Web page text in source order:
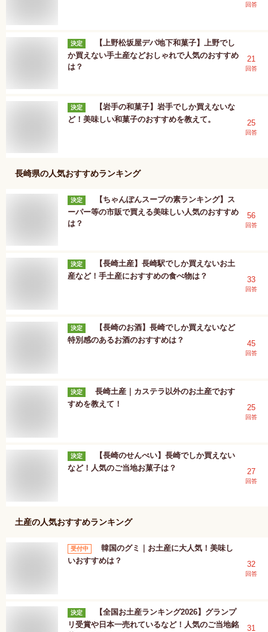
回答
決定
【上野松坂屋デパ地下和菓子】上野でし
か買えない手土産などおしゃれで人気のおすすめ
は？
21
回答
決定
【岩手の和菓子】岩手でしか買えないな
ど！美味しい和菓子のおすすめを教えて。
25
回答
長崎県の人気おすすめランキング
決定
【ちゃんぽんスープの素ランキング】ス
ーパー等の市販で買える美味しい人気のおすすめ
は？
56
回答
決定
【長崎土産】長崎駅でしか買えないお土
産など！手土産におすすめの食べ物は？
33
回答
決定
【長崎のお酒】長崎でしか買えないなど
特別感のあるお酒のおすすめは？
45
回答
決定
長崎土産｜カステラ以外のお土産でおす
すめを教えて！
25
回答
決定
【長崎のせんべい】長崎でしか買えない
など！人気のご当地お菓子は？
27
回答
土産の人気おすすめランキング
受付中
韓国のグミ｜お土産に大人気！美味し
いおすすめは？
32
回答
決定
【全国お土産ランキング2026】グランプ
リ受賞や日本一売れているなど！人気のご当地銘
31